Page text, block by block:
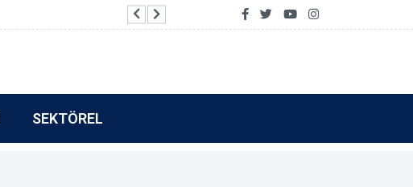
Vakıf Katılım’dan Tamamla Kazan
SEKTÖREL